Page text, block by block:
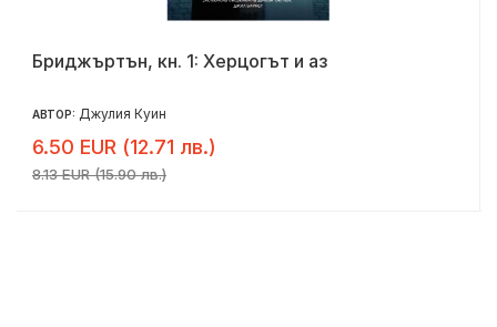
Бриджъртън, кн. 1: Херцогът и аз
АВТОР: Джулия Куин
6.50 EUR (12.71 лв.)
8.13 EUR (15.90 лв.)